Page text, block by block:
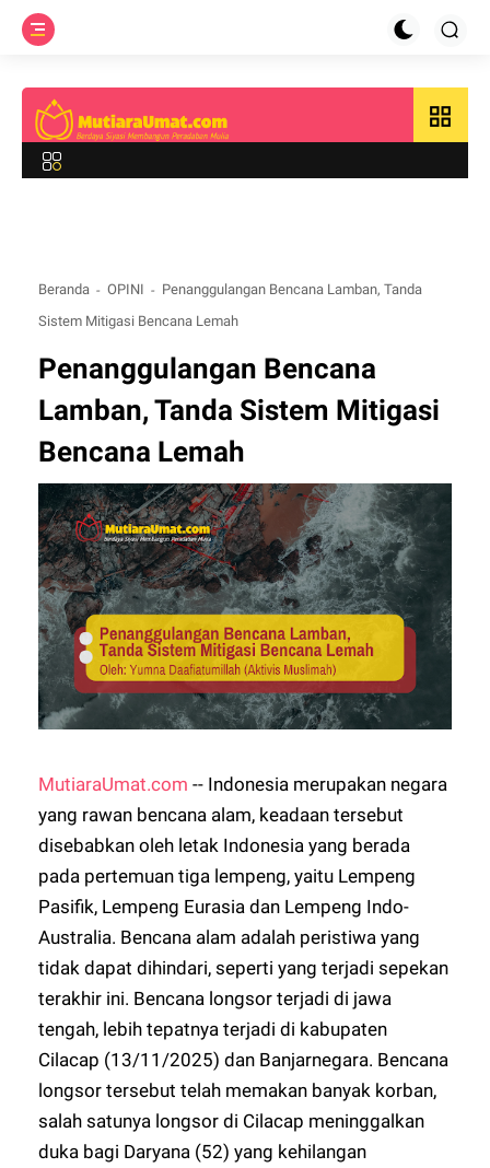
grid_view
Beranda OPINI
Penanggulangan Bencana Lamban, Tanda
Sistem Mitigasi Bencana Lemah
Penanggulangan Bencana
Lamban, Tanda Sistem Mitigasi
Bencana Lemah
MutiaraUmat.com -- Indonesia merupakan negara
yang rawan bencana alam, keadaan tersebut
disebabkan oleh letak Indonesia yang berada
pada pertemuan tiga lempeng, yaitu Lempeng
Pasifik, Lempeng Eurasia dan Lempeng Indo-
Australia. Bencana alam adalah peristiwa yang
tidak dapat dihindari, seperti yang terjadi sepekan
terakhir ini. Bencana longsor terjadi di jawa
tengah, lebih tepatnya terjadi di kabupaten
Cilacap (13/11/2025) dan Banjarnegara. Bencana
longsor tersebut telah memakan banyak korban,
salah satunya longsor di Cilacap meninggalkan
duka bagi Daryana (52) yang kehilangan